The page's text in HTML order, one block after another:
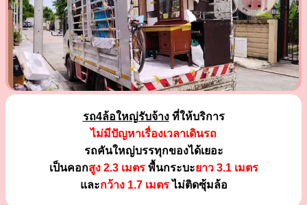
รถ4ล้อใหญ่รับจ้างที่ให้บริการ
ไม่มีปัญหาเรื่องเวลาเดินรถ
รถคันใหญ่บรรทุกของได้เยอะ
เป็นคอกสูง 2.3 เมตรพื้นกระบะยาว 3.1 เมตร
และกว้าง 1.7 เมตรไม่ติดซุ้มล้อ